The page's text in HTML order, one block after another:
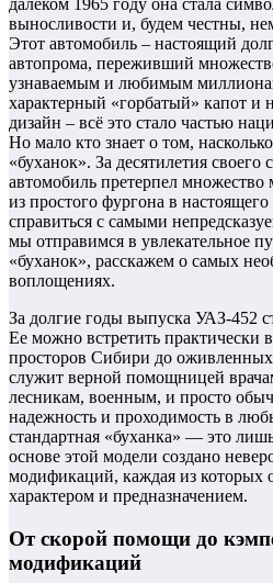
выносливости и, будем честны,
Этот автомобиль – настоящий
автопрома, переживший
узнаваемым и любимым
характерный «горбатый» капот и
дизайн – всё это стало частью
Но мало кто знает о том,
«буханок». За десятилетия своего
автомобиль претерпел
из простого фургона в
справиться с самыми
мы отправимся в увлекательное
«буханок», расскажем о самых
воплощениях.
За долгие годы выпуска УАЗ-452
Ее можно встретить практически
просторов Сибири до
служит верной помощницей
лесникам, военным, и просто
надежность и проходимость в
стандартная «буханка» — это
основе этой модели создано
модификаций, каждая из которых
характером и предназначением.
От скорой помощи до
модификаций